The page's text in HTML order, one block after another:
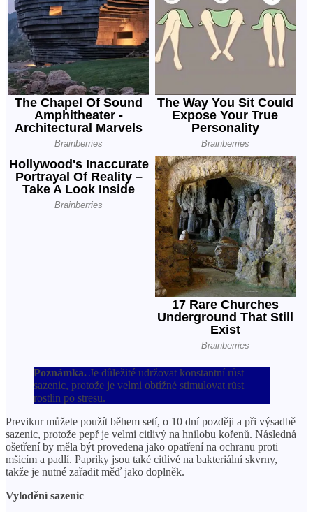
Poznámka. Je důležité udržovat konstantní růst
sazenic, protože je velmi obtížné stimulovat růst
rostlin po stresu.
Previkur můžete použít během setí, o 10 dní později a při výsadbě
sazenic, protože pepř je velmi citlivý na hnilobu kořenů. Následná
ošetření by měla být provedena jako opatření na ochranu proti
mšicím a padlí. Papriky jsou také citlivé na bakteriální skvrny,
takže je nutné zařadit měď jako doplněk.
Vylodění sazenic